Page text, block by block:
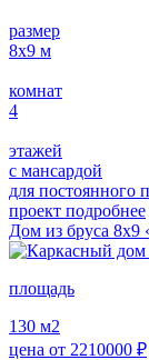
размер
8х9 м
комнат
4
этажей
с мансардой
для постоянного
проект подробнее
Дом из бруса 8х9
площадь
130 м2
цена от 2210000 ₽